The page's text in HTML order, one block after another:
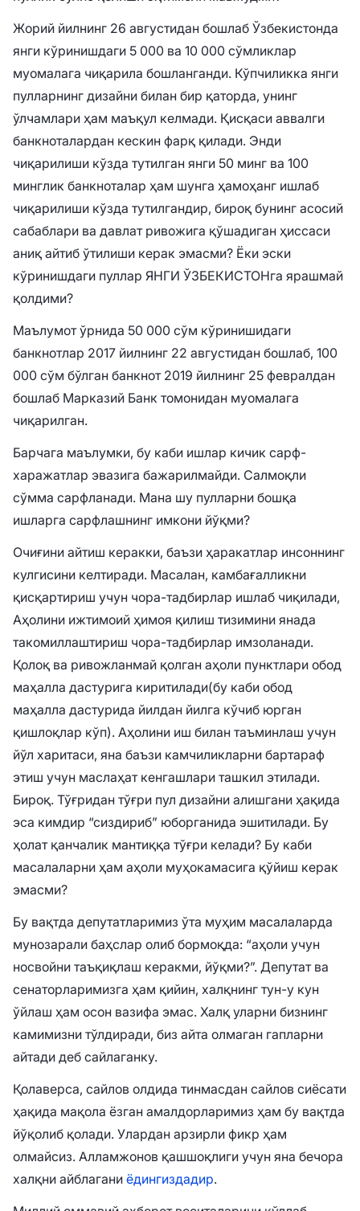
Жорий йилнинг 26 августидан бошлаб Ўзбекистонда
янги кўринишдаги 5 000 ва 10 000 сўмликлар
муомалага чиқарила бошланганди. Кўпчиликка янги
пулларнинг дизайни билан бир қаторда, унинг
ўлчамлари ҳам маъқул келмади. Қисқаси аввалги
банкноталардан кескин фарқ қилади. Энди
чиқарилиши кўзда тутилган янги 50 минг ва 100
минглик банкноталар ҳам шунга ҳамоҳанг ишлаб
чиқарилиши кўзда тутилгандир, бироқ бунинг асосий
сабаблари ва давлат ривожига қўшадиган ҳиссаси
аниқ айтиб ўтилиши керак эмасми? Ёки эски
кўринишдаги пуллар ЯНГИ ЎЗБЕКИСТОНга ярашмай
қолдими?
Маълумот ўрнида 50 000 сўм кўринишидаги
банкнотлар 2017 йилнинг 22 августидан бошлаб, 100
000 сўм бўлган банкнот 2019 йилнинг 25 февралдан
бошлаб Марказий Банк томонидан муомалага
чиқарилган.
Барчага маълумки, бу каби ишлар кичик сарф-
харажатлар эвазига бажарилмайди. Салмоқли
сўмма сарфланади. Мана шу пулларни бошқа
ишларга сарфлашнинг имкони йўқми?
Очиғини айтиш керакки, баъзи ҳаракатлар инсоннинг
кулгисини келтиради. Масалан, камбағалликни
қисқартириш учун чора-тадбирлар ишлаб чиқилади,
Аҳолини ижтимоий ҳимоя қилиш тизимини янада
такомиллаштириш чора-тадбирлар имзоланади.
Қолоқ ва ривожланмай қолган аҳоли пунктлари обод
маҳалла дастурига киритилади(бу каби обод
маҳалла дастурида йилдан йилга кўчиб юрган
қишлоқлар кўп). Аҳолини иш билан таъминлаш учун
йўл харитаси, яна баъзи камчиликларни бартараф
этиш учун маслаҳат кенгашлари ташкил этилади.
Бироқ. Тўғридан тўғри пул дизайни алишгани ҳақида
эса кимдир “сиздириб” юборганида эшитилади. Бу
ҳолат қанчалик мантиққа тўғри келади? Бу каби
масалаларни ҳам аҳоли муҳокамасига қўйиш керак
эмасми?
Бу вақтда депутатларимиз ўта муҳим масалаларда
мунозарали баҳслар олиб бормоқда: “аҳоли учун
носвойни таъқиқлаш керакми, йўқми?”. Депутат ва
сенаторларимизга ҳам қийин, халқнинг тун-у кун
ўйлаш ҳам осон вазифа эмас. Халқ уларни бизнинг
камимизни тўлдиради, биз айта олмаган гапларни
айтади деб сайлаганку.
Қолаверса, сайлов олдида тинмасдан сайлов сиёсати
ҳақида мақола ёзган амалдорларимиз ҳам бу вақтда
йўқолиб қолади. Улардан арзирли фикр ҳам
олмайсиз. Алламжонов қашшоқлиги учун яна бечора
халқни айблагани ёдингиздадир.